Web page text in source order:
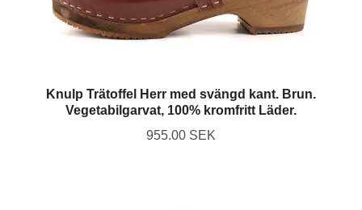
Knulp Trätoffel Herr med svängd kant. Brun.
Vegetabilgarvat, 100% kromfritt Läder.
955.00 SEK